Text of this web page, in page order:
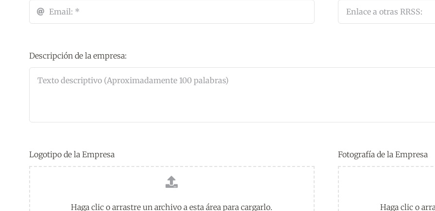
Descripción de la empresa:
Logotipo de la Empresa
Haga clic o arrastre un archivo a esta área para cargarlo.
Fotografía de la Empresa
Haga clic o